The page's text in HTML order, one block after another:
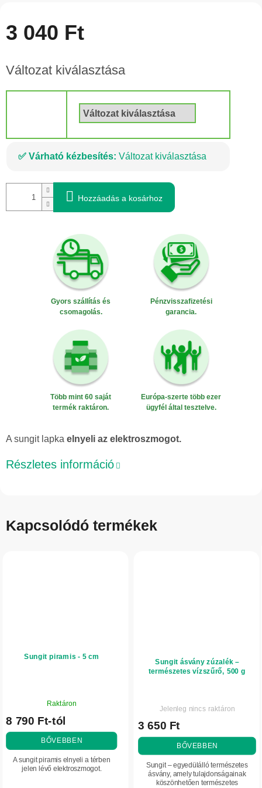
3 040 Ft
Változat kiválasztása
Várható kézbesítés: Változat kiválasztása
Hozzáadás a kosárhoz
Gyors szállítás és
csomagolás.
Pénzvisszafizetési
garancia.
Több mint 60 saját
termék raktáron.
Európa-szerte több ezer
ügyfél által tesztelve.
A sungit lapka elnyeli az elektroszmogot.
Részletes információ
Kapcsolódó termékek
Sungit piramis - 5 cm
átlagos
értékelése
ből
Raktáron
8 790 Ft-tól
BŐVEBBEN
A sungit piramis elnyeli a térben
jelen lévő elektroszmogot.
Sungit ásvány zúzalék –
természetes vízszűrő, 500 g
termék
átlagos
értékelése
5-
ből
5,0
csillag.
Jelenleg nincs raktáron
3 650 Ft
BŐVEBBEN
Sungit – egyedülálló természetes
ásvány, amely tulajdonságainak
köszönhetően természetes